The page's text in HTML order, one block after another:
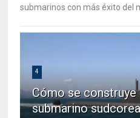
submarinos con más éxito del
4
Cómo se construye
submarino